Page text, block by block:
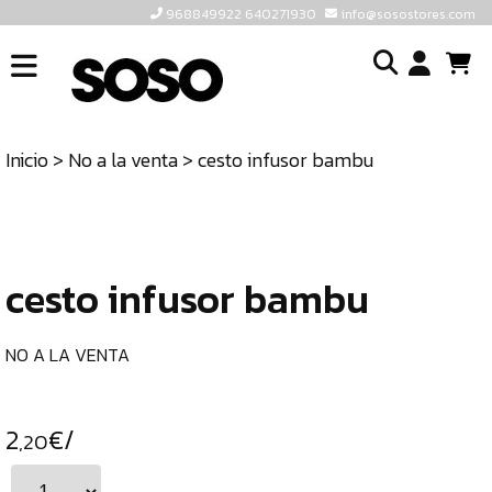
968849922 640271930 info@sosostores.com
INICIO
TIENDA
640271930
Inicio> No a la venta> cesto infusor bambu
cesto infusor bambu
NO A LA VENTA
2,20€/